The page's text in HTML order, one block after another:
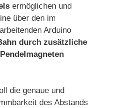
ermöglichen und
über den im
Arduino
durch zusätzliche
die genaue und
des Abstands